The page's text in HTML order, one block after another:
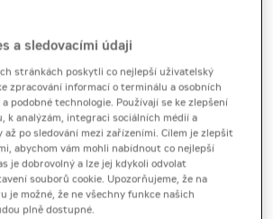
list [1,0 MB] Brožura [2,3 MB]
930 přináší vyšší nosnost,
provoz pro práce v náročném
a sledovacími údaji
stránkách poskytli co nejlepší uživatelský
zpracování informací o terminálu a osobních
podobné technologie. Používají se ke zlepšení
k analýzám, integraci sociálních médií a
až po sledování mezi zařízeními. Cílem je zlepšit
abychom vám mohli nabídnout co nejlepší
je dobrovolný a lze jej kdykoli odvolat
souborů cookie. Upozorňujeme, že na
je možné, že ne všechny funkce našich
plně dostupné.